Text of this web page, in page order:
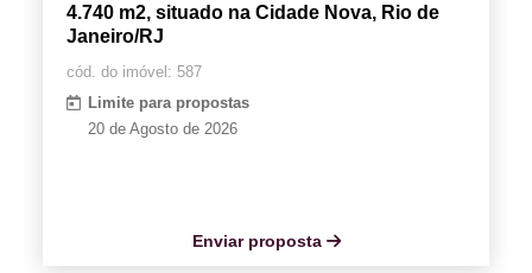
4.740 m2, situado na Cidade Nova, Rio de
Janeiro/RJ
cód. do imóvel: 587
Limite para propostas
20 de Agosto de 2026
Enviar proposta